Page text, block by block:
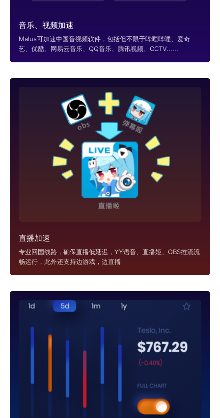
音乐、视频加速
Malus可加速中国音视频软件，包括但不限于哔哩哔哩、爱奇
艺、优酷、网易云音乐、QQ音乐、腾讯视频、CCTV......
直播加速
专业回国线路，确保直播低延迟，YY语音、直播姬、OBS推流流
畅运行，此外还支持边游戏，边直播